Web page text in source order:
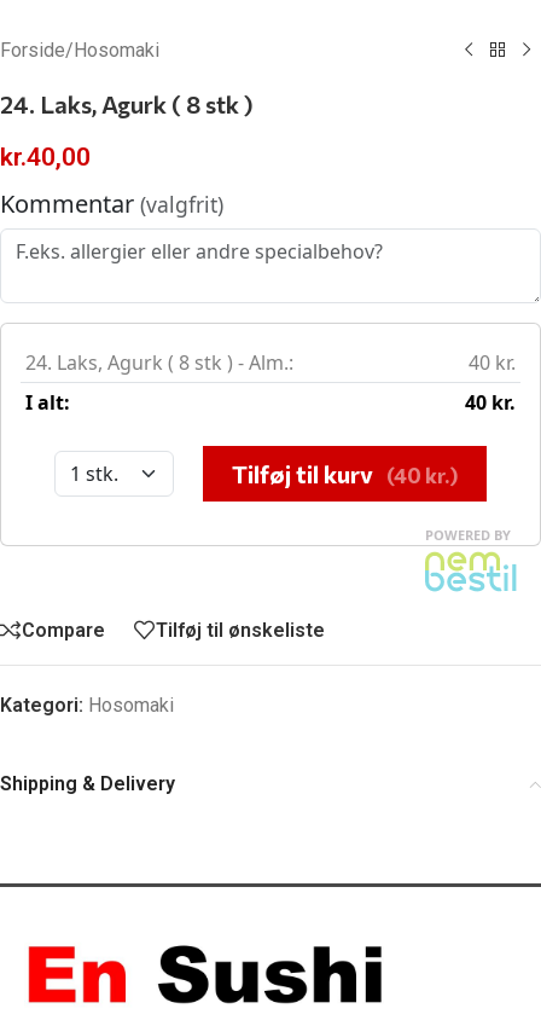
Forside/Hosomaki
24. Laks, Agurk ( 8 stk )
kr.40,00
Compare Tilføj til ønskeliste
Kategori: Hosomaki
Shipping & Delivery